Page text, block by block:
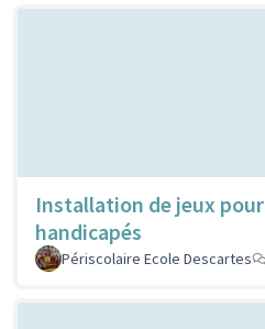
Installation de jeux pour
handicapés
Périscolaire Ecole Descartes